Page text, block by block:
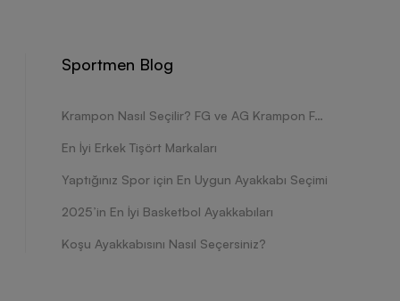
Sportmen Blog
Krampon Nasıl Seçilir? FG ve AG Krampon Farkları Nelerdir?
En İyi Erkek Tişört Markaları
Yaptığınız Spor için En Uygun Ayakkabı Seçimi
2025’in En İyi Basketbol Ayakkabıları
Koşu Ayakkabısını Nasıl Seçersiniz?